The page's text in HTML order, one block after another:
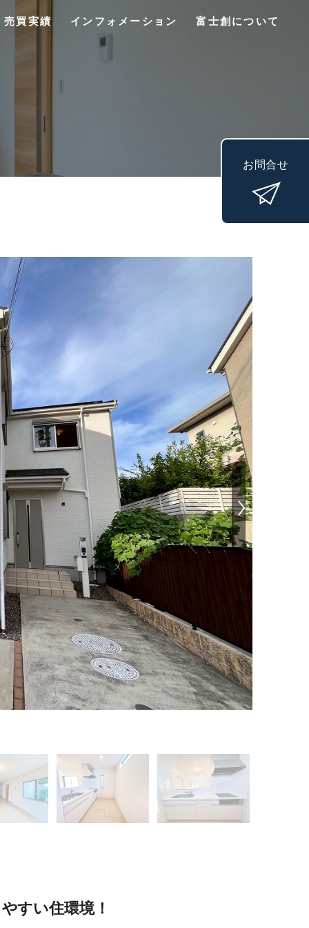
売買実績 インフォメーション 富士創について
すい住環境！
お問合せ